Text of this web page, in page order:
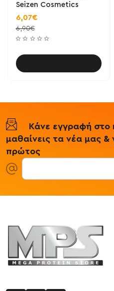
Seizen Cosmetics
6,07€
6,90€
Κάνε εγγραφή στο
μαθαίνεις τα νέα μας
πρώτος